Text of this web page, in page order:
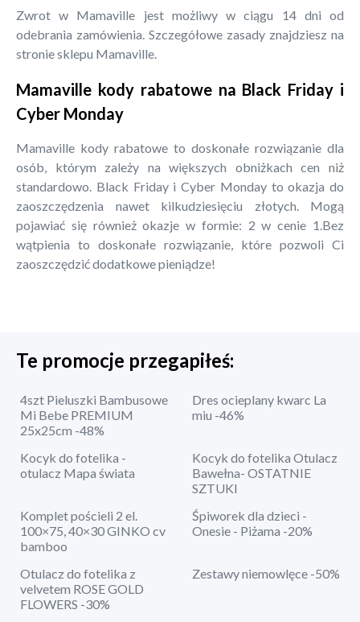
Zwrot w Mamaville jest możliwy w ciągu 14 dni od
odebrania zamówienia. Szczegółowe zasady znajdziesz na
stronie sklepu Mamaville.
Mamaville kody rabatowe na Black Friday i
Cyber Monday
Mamaville kody rabatowe to doskonałe rozwiązanie dla
osób, którym zależy na większych obniżkach cen niż
standardowo. Black Friday i Cyber Monday to okazja do
zaoszczędzenia nawet kilkudziesięciu złotych. Mogą
pojawiać się również okazje w formie: 2 w cenie 1.Bez
wątpienia to doskonałe rozwiązanie, które pozwoli Ci
zaoszczędzić dodatkowe pieniądze!
Te promocje przegapiłeś:
4szt Pieluszki Bambusowe
Mi Bebe PREMIUM
25x25cm -48%
Dres ocieplany kwarc La
miu -46%
Kocyk do fotelika -
otulacz Mapa świata
Kocyk do fotelika Otulacz
Bawełna- OSTATNIE
SZTUKI
Komplet pościeli 2 el.
100×75, 40×30 GINKO cv
bamboo
Śpiworek dla dzieci -
Onesie - Piżama -20%
Otulacz do fotelika z
velvetem ROSE GOLD
FLOWERS -30%
Zestawy niemowlęce -50%